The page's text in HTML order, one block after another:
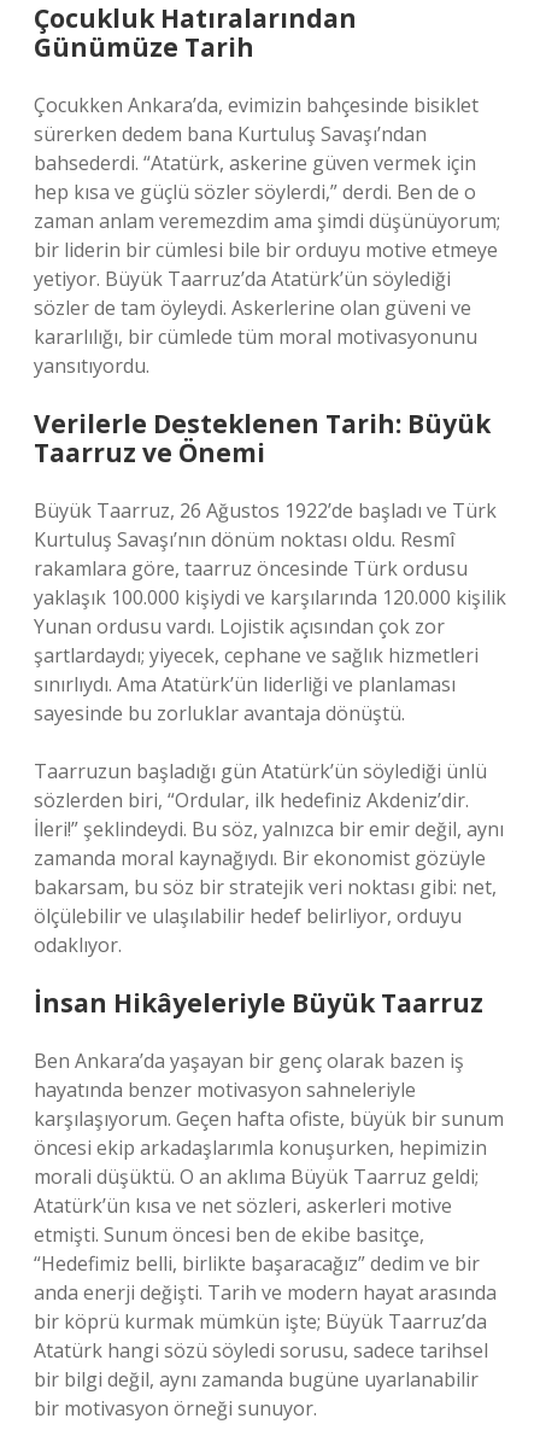
Çocukluk Hatıralarından
Günümüze Tarih
Çocukken Ankara’da, evimizin bahçesinde bisiklet
sürerken dedem bana Kurtuluş Savaşı’ndan
bahsederdi. “Atatürk, askerine güven vermek için
hep kısa ve güçlü sözler söylerdi,” derdi. Ben de o
zaman anlam veremezdim ama şimdi düşünüyorum;
bir liderin bir cümlesi bile bir orduyu motive etmeye
yetiyor. Büyük Taarruz’da Atatürk’ün söylediği
sözler de tam öyleydi. Askerlerine olan güveni ve
kararlılığı, bir cümlede tüm moral motivasyonunu
yansıtıyordu.
Verilerle Desteklenen Tarih: Büyük
Taarruz ve Önemi
Büyük Taarruz, 26 Ağustos 1922’de başladı ve Türk
Kurtuluş Savaşı’nın dönüm noktası oldu. Resmî
rakamlara göre, taarruz öncesinde Türk ordusu
yaklaşık 100.000 kişiydi ve karşılarında 120.000 kişilik
Yunan ordusu vardı. Lojistik açısından çok zor
şartlardaydı; yiyecek, cephane ve sağlık hizmetleri
sınırlıydı. Ama Atatürk’ün liderliği ve planlaması
sayesinde bu zorluklar avantaja dönüştü.
Taarruzun başladığı gün Atatürk’ün söylediği ünlü
sözlerden biri, “Ordular, ilk hedefiniz Akdeniz’dir.
İleri!” şeklindeydi. Bu söz, yalnızca bir emir değil, aynı
zamanda moral kaynağıydı. Bir ekonomist gözüyle
bakarsam, bu söz bir stratejik veri noktası gibi: net,
ölçülebilir ve ulaşılabilir hedef belirliyor, orduyu
odaklıyor.
İnsan Hikâyeleriyle Büyük Taarruz
Ben Ankara’da yaşayan bir genç olarak bazen iş
hayatında benzer motivasyon sahneleriyle
karşılaşıyorum. Geçen hafta ofiste, büyük bir sunum
öncesi ekip arkadaşlarımla konuşurken, hepimizin
morali düşüktü. O an aklıma Büyük Taarruz geldi;
Atatürk’ün kısa ve net sözleri, askerleri motive
etmişti. Sunum öncesi ben de ekibe basitçe,
“Hedefimiz belli, birlikte başaracağız” dedim ve bir
anda enerji değişti. Tarih ve modern hayat arasında
bir köprü kurmak mümkün işte; Büyük Taarruz’da
Atatürk hangi sözü söyledi sorusu, sadece tarihsel
bir bilgi değil, aynı zamanda bugüne uyarlanabilir
bir motivasyon örneği sunuyor.